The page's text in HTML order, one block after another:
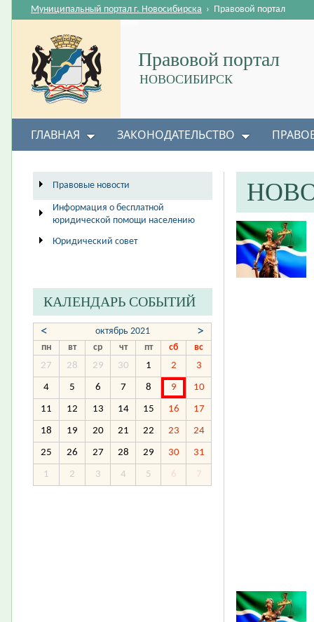
Правовой портал
НОВОСИБИРСК
Муниципальный портал г. Новосибирска › Правовой портал
ГЛАВНАЯ ЗАКОНОДАТЕЛЬСТВО
Правовые новости
Информация о бесплатной
юридической помощи населению
Юридический совет
КАЛЕНДАРЬ СОБЫТИЙ
< октябрь 2021 >
пн вт ср чт пт сб
вс
27
28 29 30 1 2 3
4 5 6 7 8 9 10
11 12 13 14 15 16 17
18 19 20 21 22 23 24
25 26 27 28 29 30 31
1 2 3 4 5 6 7